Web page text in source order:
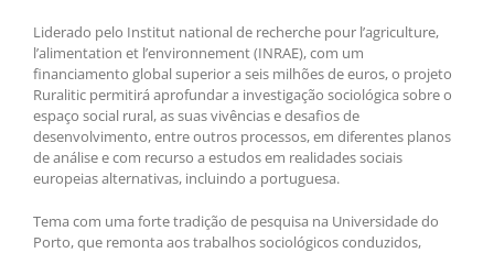
Liderado pelo Institut national de recherche pour l’agriculture,
l’alimentation et l’environnement (INRAE), com um
financiamento global superior a seis milhões de euros, o projeto
Ruralitic permitirá aprofundar a investigação sociológica sobre o
espaço social rural, as suas vivências e desafios de
desenvolvimento, entre outros processos, em diferentes planos
de análise e com recurso a estudos em realidades sociais
europeias alternativas, incluindo a portuguesa.
Tema com uma forte tradição de pesquisa na Universidade do
Porto, que remonta aos trabalhos sociológicos conduzidos,